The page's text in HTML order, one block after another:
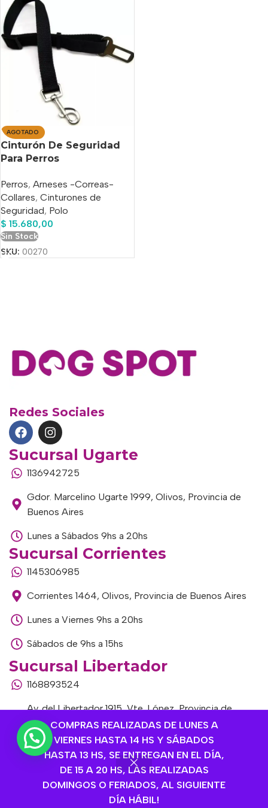
COMPRAS REALIZADAS DE LUNES A
VIERNES HASTA 14 HS Y SÁBADOS
HASTA 13 HS, SE ENTREGAN EN EL DÍA,
DE 15 A 20 HS, LAS REALIZADAS
DOMINGOS O FERIADOS, AL SIGUIENTE
DÍA HÁBIL!
AGOTADO
Cinturón De Seguridad
Para Perros
Perros, Arneses -Correas-
Collares, Cinturones de
Seguridad, Polo
$ 15.680,00
Sin Stock
SKU: 00270
Redes Sociales
Sucursal Ugarte
1136942725
Gdor. Marcelino Ugarte 1999, Olivos, Provincia de
Buenos Aires
Lunes a Sábados 9hs a 20hs
Sucursal Corrientes
1145306985
Corrientes 1464, Olivos, Provincia de Buenos Aires
Lunes a Viernes 9hs a 20hs
Sábados de 9hs a 15hs
Sucursal Libertador
1168893524
Av. del Libertador 1915, Vte. López, Provincia de
Buenos Aires
Lunes a Viernes de 9hs a 13hs / 16hs a 20hs
Sábados de 9hs a 15hs